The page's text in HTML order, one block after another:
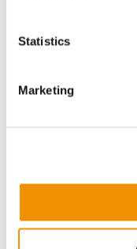
Statistics
Marketing
bruger god
man
hun tilføjer
der skal
processen.
deltagere har